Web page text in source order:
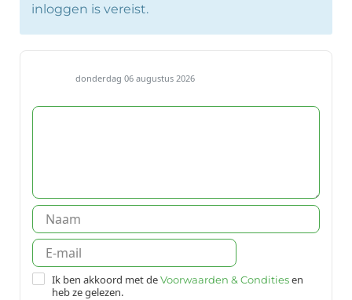
inloggen is vereist.
donderdag 06 augustus 2026
Ik ben akkoord met deVoorwaarden & Conditiesen
heb ze gelezen.